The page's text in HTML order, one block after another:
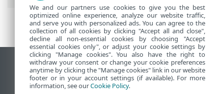
Ver sitio para ordenador
End of Life
We and our partners use cookies to give you the best
optimized online experience, analyze our website traffic,
and serve you with personalized ads. You can agree to the
collection of all cookies by clicking "Accept all and close",
decline all non-essential cookies by choosing "Accept
essential cookies only", or adjust your cookie settings by
clicking "Manage cookies". You also have the right to
withdraw your consent or change your cookie preferences
anytime by clicking the "Manage cookies" link in our website
footer or in your account settings (if available). For more
information, see ourCookie Policy.